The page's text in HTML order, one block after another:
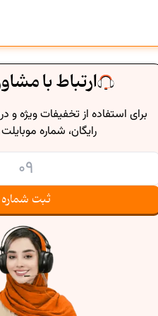
ارتباط با
برای استفاده از تخفیفات ویژه
رایگان، شماره
ثبت شماره